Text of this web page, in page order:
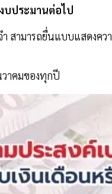
บประมานต่อไป
สามารถยื่นแบบแสดงค
าคมของทุกปี